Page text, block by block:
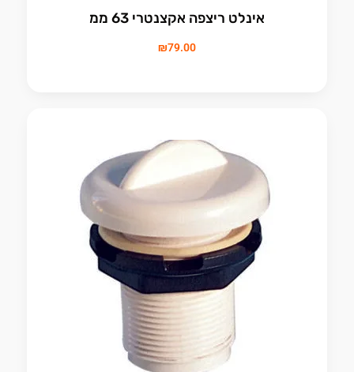
אינלט ריצפה אקצנטרי 63 ממ
₪79.00